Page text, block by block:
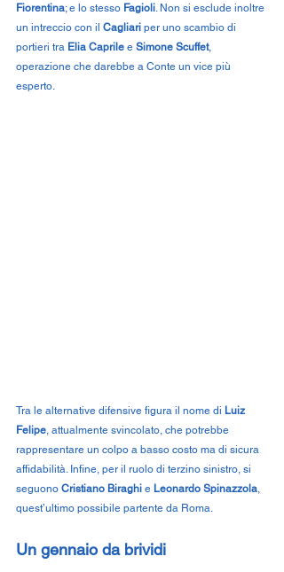
Fiorentina; e lo stesso Fagioli. Non si esclude inoltre
un intreccio con il Cagliari per uno scambio di
portieri tra Elia Caprile e Simone Scuffet,
operazione che darebbe a Conte un vice più
esperto.
Tra le alternative difensive figura il nome di Luiz
Felipe, attualmente svincolato, che potrebbe
rappresentare un colpo a basso costo ma di sicura
affidabilità. Infine, per il ruolo di terzino sinistro, si
seguono Cristiano Biraghi e Leonardo Spinazzola,
quest’ultimo possibile partente da Roma.
Un gennaio da brividi